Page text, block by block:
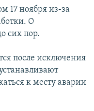
17 ноября из-за
О
сих пор.
после исключения
к месту аварии